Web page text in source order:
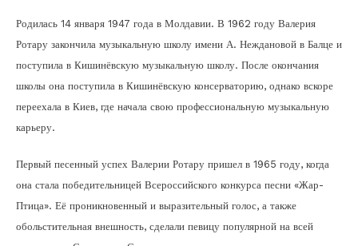
Родилась 14 января 1947 года в Молдавии. В 1962 году Валерия
Ротару закончила музыкальную школу имени А. Неждановой в Балце и
поступила в Кишинёвскую музыкальную школу. После окончания
школы она поступила в Кишинёвскую консерваторию, однако вскоре
переехала в Киев, где начала свою профессиональную музыкальную
карьеру.
Первый песенный успех Валерии Ротару пришел в 1965 году, когда
она стала победительницей Всероссийского конкурса песни «Жар-
Птица». Её проникновенный и выразительный голос, а также
обольстительная внешность, сделали певицу популярной на всей